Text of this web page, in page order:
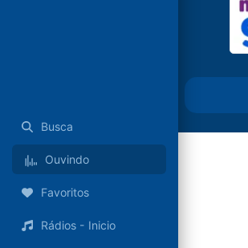
Busca
Ouvindo
Favoritos
Rádios - Inicio